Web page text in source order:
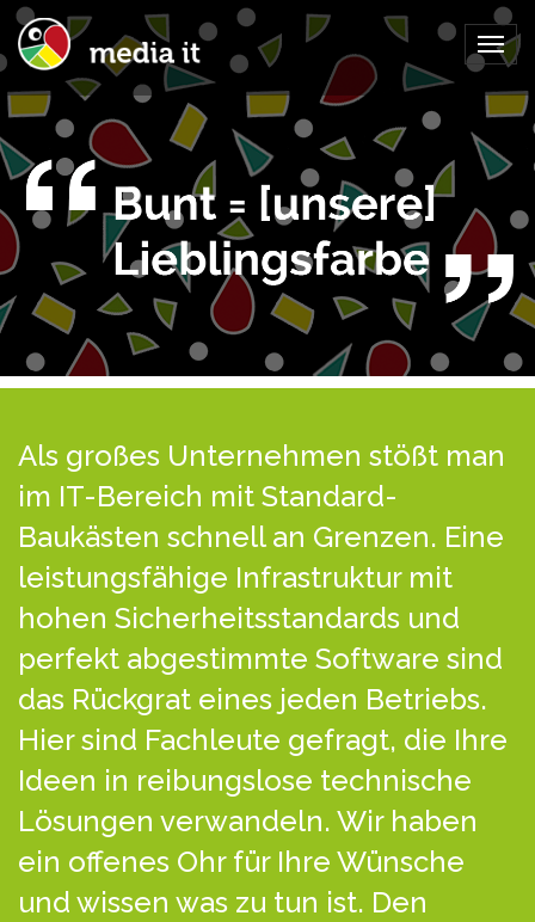
Als großes Unternehmen stößt man
im IT-Bereich mit Standard-
Baukästen schnell an Grenzen. Eine
leistungsfähige Infrastruktur mit
hohen Sicherheitsstandards und
perfekt abgestimmte Software sind
das Rückgrat eines jeden Betriebs.
Hier sind Fachleute gefragt, die Ihre
Ideen in reibungslose technische
Lösungen verwandeln. Wir haben
ein offenes Ohr für Ihre Wünsche
und wissen was zu tun ist. Den